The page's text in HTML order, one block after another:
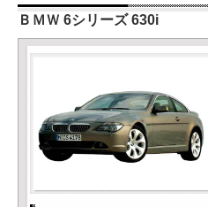
ＢＭＷ 6シリーズ 630i